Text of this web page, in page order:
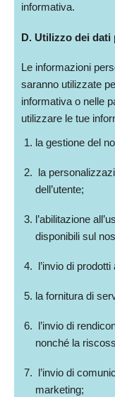
informativa.
D. Utilizzo dei dati
Le informazioni
saranno utilizzate
informativa o nelle
utilizzare le tue
la gestione del
la
dell’utente;
l’abilitazione
disponibili sul
l’invio di
la fornitura di
l’invio di
nonché la
l’invio di
marketing;